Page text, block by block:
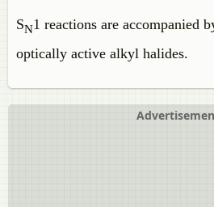
SN1 reactions are accompanied
optically active alkyl halides.